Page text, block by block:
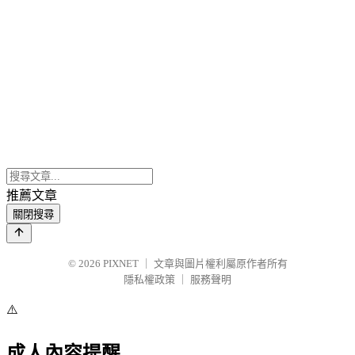
推薦文章
關閉搜尋
© 2026 PIXNET
文章與圖片權利屬原作者所有
隱私權政策
服務聲明
⚠️